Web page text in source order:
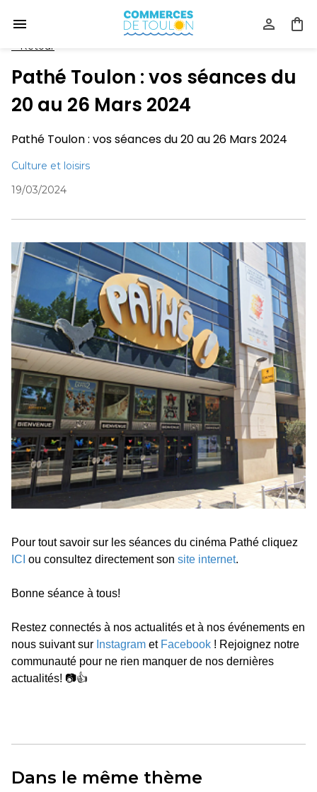
Retour
Pathé Toulon : vos séances du
20 au 26 Mars 2024
Pathé Toulon : vos séances du 20 au 26 Mars 2024
Culture et loisirs
19/03/2024
Pour tout savoir sur les séances du cinéma Pathé cliquez
ICI ou consultez directement son site internet.
Bonne séance à tous!
Restez connectés à nos actualités et à nos événements en
nous suivant sur Instagram et Facebook ! Rejoignez notre
communauté pour ne rien manquer de nos dernières
actualités! 📷👍
Dans le même thème